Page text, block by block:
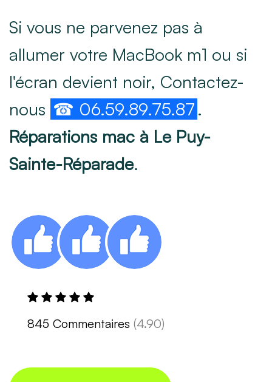
Si vous ne parvenez pas à
allumer votre MacBook m1 ou si
l'écran devient noir, Contactez-
nous ☎ 06.59.89.75.87 .
Réparations mac à Le Puy-
Sainte-Réparade.
845 Commentaires (4.90)